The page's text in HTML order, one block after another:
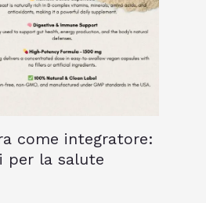
come integratore:
per la salute